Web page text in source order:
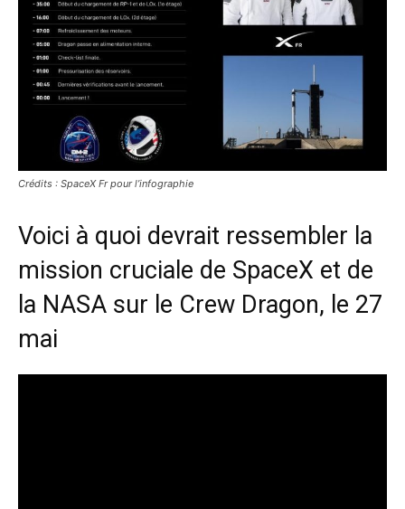
Crédits : SpaceX Fr pour l’infographie
Voici à quoi devrait ressembler la
mission cruciale de SpaceX et de
la NASA sur le Crew Dragon, le 27
mai